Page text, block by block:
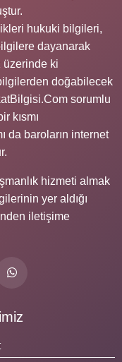
hukuki bilgileri,
dayanarak
üzerinde ki
doğabilecek
sorumlu
kısmı
da baroların internet
hizmeti almak
yer aldığı
iletişime